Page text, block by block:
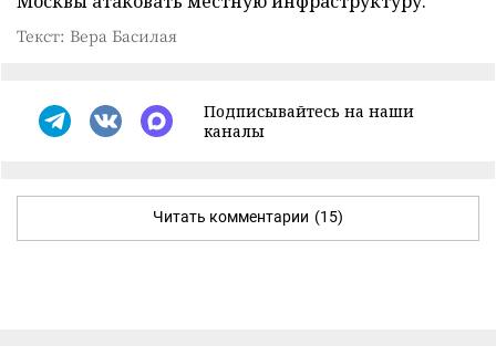
Текст: Вера Басилая
Подписывайтесь на наши
каналы
Читать комментарии (15)